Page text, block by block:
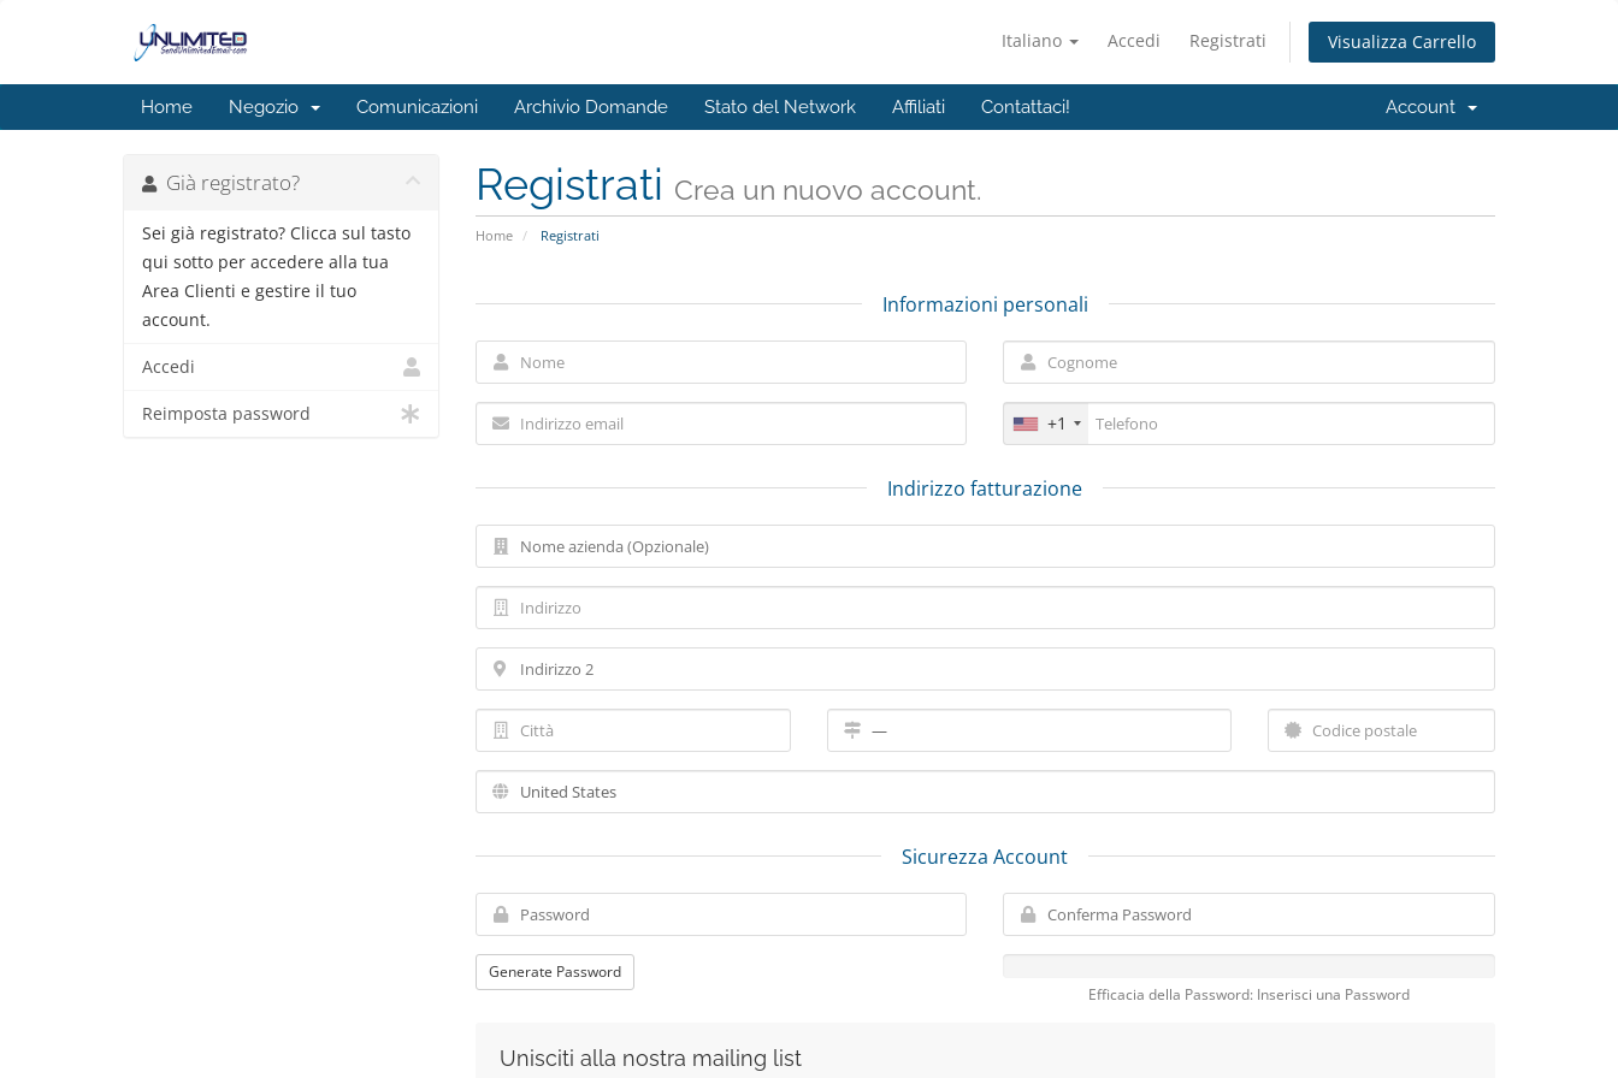
Italiano Accedi Registrati Visualizza Carrello
Home Negozio Comunicazioni Archivio Domande Stato del Network Affiliati Contattaci! Account
Registrati Crea un nuovo account.
Home Registrati
Già registrato?
Sei già registrato? Clicca sul tasto
qui sotto per accedere alla tua
Area Clienti e gestire il tuo
account.
Accedi
Reimposta password
Informazioni personali
+1
Indirizzo fatturazione
Sicurezza Account
Generate Password
Efficacia della Password: Inserisci una Password
Unisciti alla nostra mailing list